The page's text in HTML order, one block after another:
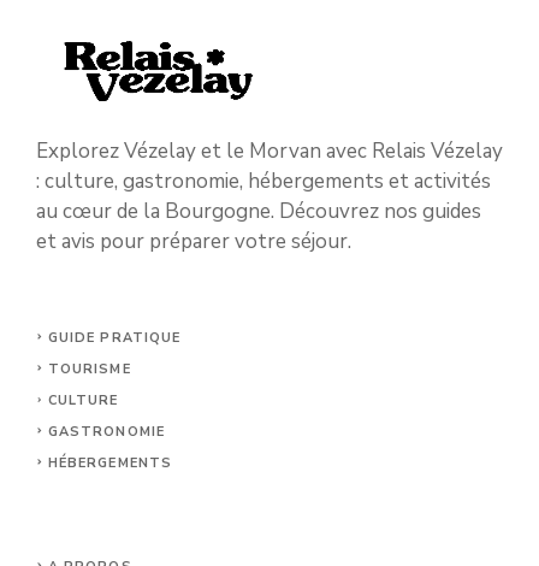
Explorez Vézelay et le Morvan avec Relais Vézelay
: culture, gastronomie, hébergements et activités
au cœur de la Bourgogne. Découvrez nos guides
et avis pour préparer votre séjour.
GUIDE PRATIQUE
TOURISME
CULTURE
GASTRONOMIE
HÉBERGEMENTS